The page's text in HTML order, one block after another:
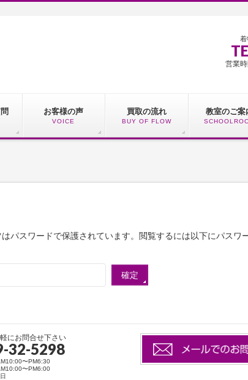
着
営業
日
お客様の声
VOICE
買取の流れ
BUY OF FLOW
教室のご案
パスワードで保護されています。閲覧するには以下にパスワ
にお問合せ下さい
32-5298
〜PM6:30
〜PM6:00